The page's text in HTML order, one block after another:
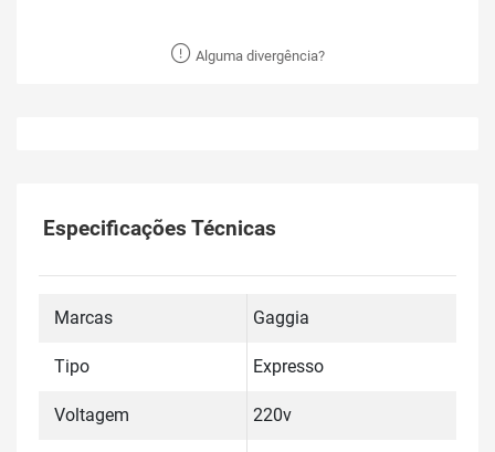
Alguma divergência?
Especificações Técnicas
Marcas Gaggia
Tipo Expresso
Voltagem 220v